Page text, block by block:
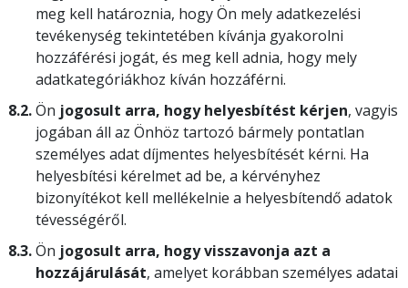
meg kell határoznia, hogy Ön mely adatkezelési
tevékenység tekintetében kívánja gyakorolni
hozzáférési jogát, és meg kell adnia, hogy mely
adatkategóriákhoz kíván hozzáférni.
8.2.Ön jogosult arra, hogy helyesbítést kérjen, vagyis
jogában áll az Önhöz tartozó bármely pontatlan
személyes adat díjmentes helyesbítését kérni. Ha
helyesbítési kérelmet ad be, a kérvényhez
bizonyítékot kell mellékelnie a helyesbítendő adatok
tévességéről.
8.3.Ön jogosult arra, hogy visszavonja azt a
hozzájárulását, amelyet korábban személyes adatai